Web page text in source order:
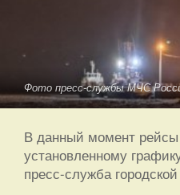
Фото пресс-службы МЧС
В данный момент
установленному
пресс-служба